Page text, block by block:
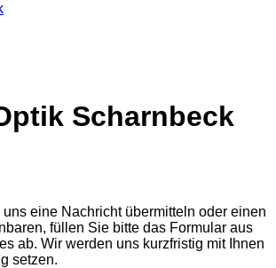
Scharnbeck
uns eine Nachricht übermitteln oder einen
füllen Sie bitte das Formular aus
ab. Wir werden uns kurzfristig mit Ihnen
setzen.